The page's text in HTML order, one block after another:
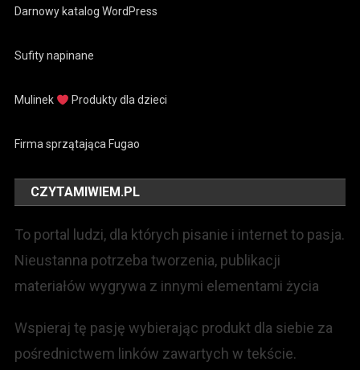
Darnowy katalog WordPress
Sufity napinane
Mulinek Produkty dla dzieci
Firma sprzątająca Fugao
CZYTAMIWIEM.PL
To portal ludzi, dla których pisanie i internet to pasja.
Nieustanna potrzeba tworzenia, publikacji
materiałów wygrywa z innymi elementami życia
Wspieraj tę pasję wybierając produkt dla siebie za
pośrednictwem linków zawartych w tekście.